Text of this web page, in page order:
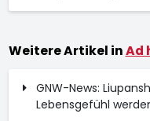
Weitere Artikel inAd
GNW-News:
Lebensgefühl